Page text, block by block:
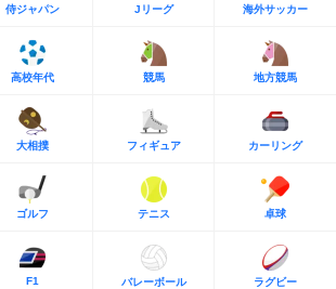
侍ジャパン Jリーグ 海外サッカー
高校年代 競馬 地方競馬
大相撲 フィギュア カーリング
ゴルフ テニス 卓球
F1 バレーボール ラグビー